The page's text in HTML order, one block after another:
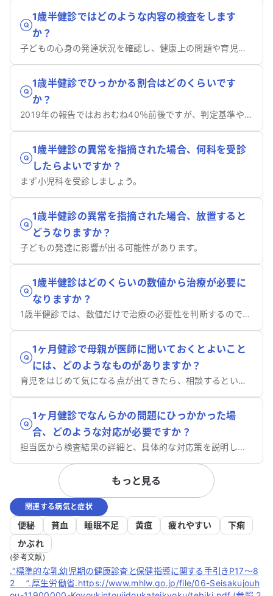
1歳半健診ではどのような内容の検査をします
か？
子どもの心身の発達状況を確認し、健康上の問題や育児の悩みを発見するための総合的な検査が行われます。
1歳半健診でひっかかる割合はどのくらいです
か？
2019年の報告ではおおむね40％前後ですが、判定基準や対象集団の特性によって変化すると考えられます。
1歳半健診の異常を指摘された場合、何科を受診
したらよいですか？
まず小児科を受診しましょう。
1歳半健診の異常を指摘された場合、放置すると
どうなりますか？
子どもの発達に影響が出る可能性があります。
1歳半健診はどのくらいの数値から治療が必要に
なりますか？
1歳半健診では、数値だけで治療の必要性を判断するのではなく、発達や健康状態を総合的に評価します。
1ヶ月健診で母親が医師に聞いておくとよいこと
には、どのようなものがありますか？
育児をはじめて気になる点が出てきたら、相談するといいでしょう。
1ヶ月健診でなんらかの問題にひっかかった場
合、どのような対応が必要ですか？
担当医から検査結果の詳細と、具体的な対応策を説明してもらいましょう。
もっと見る
関連する病気と症状
便秘 貧血 睡眠不足 黄疸 疲れやすい
下痢
かぶれ
(参考文献)
.“標準的な乳幼児期の健康診査と保健指導に関する手引きP17～8
2 ”.厚生労働省.https://www.mhlw.go.jp/file/06-Seisakujouh